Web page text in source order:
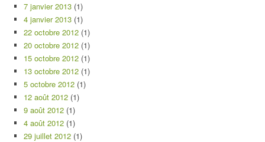
7 janvier 2013 (1)
4 janvier 2013 (1)
22 octobre 2012 (1)
20 octobre 2012 (1)
15 octobre 2012 (1)
13 octobre 2012 (1)
5 octobre 2012 (1)
12 août 2012 (1)
9 août 2012 (1)
4 août 2012 (1)
29 juillet 2012 (1)